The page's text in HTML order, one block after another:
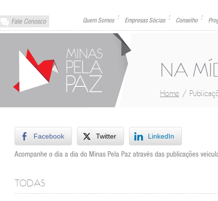
Quem Somos Empresas Sócias Conselho
NA
Home /
Facebook Twitter LinkedIn
Acompanhe o dia a dia do Minas Pela Paz através das publicações
TODAS